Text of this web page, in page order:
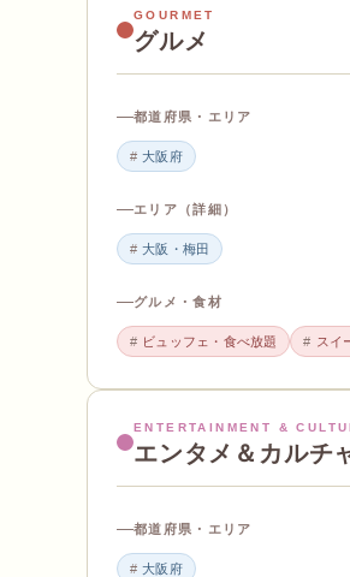
GOURMET
グルメ
都道府県・エリア
大阪府
エリア（詳細）
大阪・梅田
グルメ・食材
ビュッフェ・食べ放題 スイ
ENTERTAINMENT &
エンタメ＆カルチ
都道府県・エリア
大阪府